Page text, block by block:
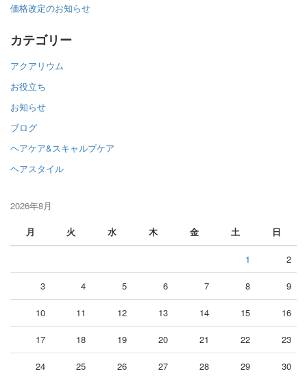
価格改定のお知らせ
カテゴリー
アクアリウム
お役立ち
お知らせ
ブログ
ヘアケア&スキャルプケア
ヘアスタイル
2026年8月
月
火 水 木 金 土 日
1 2
3 4 5 6 7 8 9
10 11 12 13 14 15 16
17 18 19 20 21 22 23
24 25 26 27 28 29 30